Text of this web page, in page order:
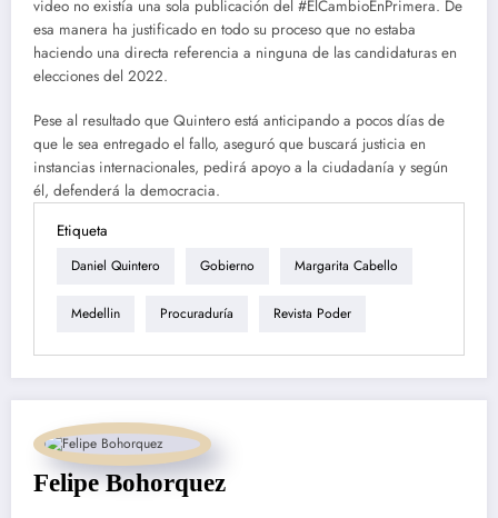
video no existía una sola publicación del #ElCambioEnPrimera. De
esa manera ha justificado en todo su proceso que no estaba
haciendo una directa referencia a ninguna de las candidaturas en
elecciones del 2022.
Pese al resultado que Quintero está anticipando a pocos días de
que le sea entregado el fallo, aseguró que buscará justicia en
instancias internacionales, pedirá apoyo a la ciudadanía y según
él, defenderá la democracia.
Etiqueta
Daniel Quintero Gobierno Margarita Cabello
Medellin Procuraduría Revista Poder
Felipe Bohorquez